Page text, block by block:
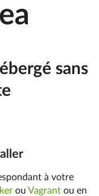
sans
à votre
ou Vagrantou en